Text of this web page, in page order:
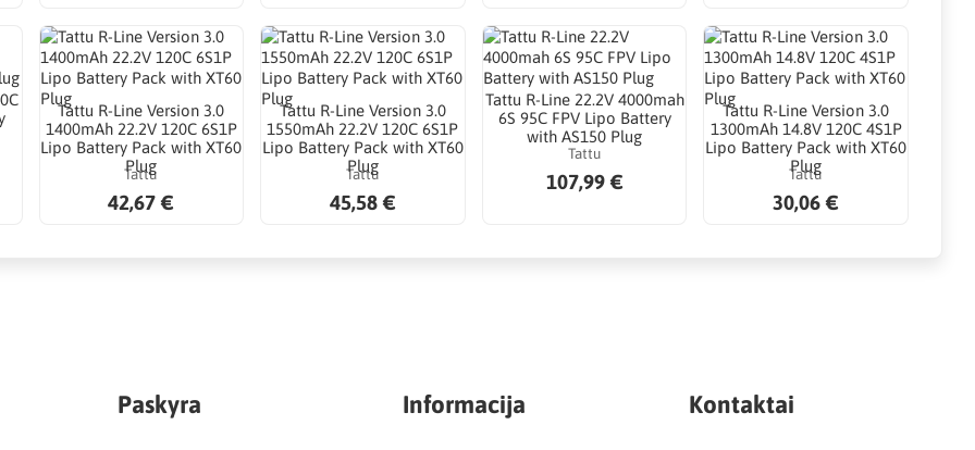
Tattu R-Line Version 3.0
1400mAh 22.2V 120C 6S1P
Lipo Battery Pack with XT60
Plug
Tattu
42,67 €
Tattu R-Line Version 3.0
1550mAh 22.2V 120C 6S1P
Lipo Battery Pack with XT60
Plug
Tattu
45,58 €
Tattu R-Line 22.2V 4000mah
6S 95C FPV Lipo Battery
with AS150 Plug
Tattu
107,99 €
Tattu R-Line Version 3.0
1300mAh 14.8V 120C 4S1P
Lipo Battery Pack with XT60
Plug
Tattu
30,06 €
Paskyra Informacija Kontaktai